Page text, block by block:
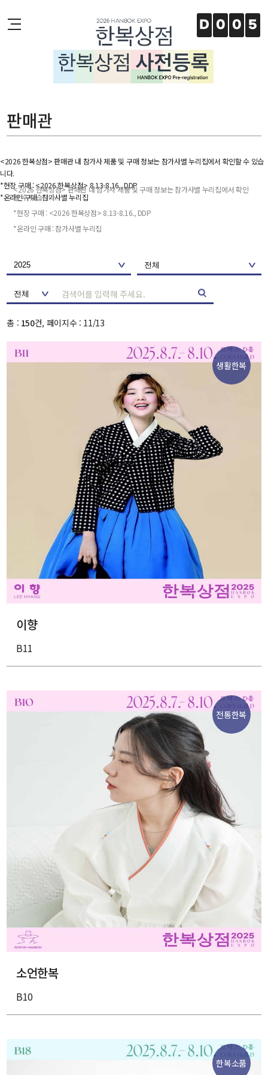
D 0 0 5
판매관
<2026 한복상점> 판매관 내 참가사 제품 및 구매 정보는 참가사별 누리집에서 확인할 수 있습
니다.
*현장 구매 : <2026 한복상점> 8.13-8.16., DDP
*온라인 구매 : 참가사별 누리집
<2026 한복상점> 판매관 내 참가사 제품 및 구매 정보는 참가사별 누리집에서 확인
할 수 있습니다.
*현장 구매 : <2026 한복상점> 8.13-8.16., DDP
*온라인 구매 : 참가사별 누리집
총 : 150건, 페이지수 : 11/13
생활한복
이향
B11
전통한복
소언한복
B10
한복소품